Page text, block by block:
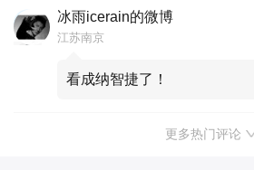
冰雨icerain的微博
江苏南京
看成纳智捷了！
更多热门评论